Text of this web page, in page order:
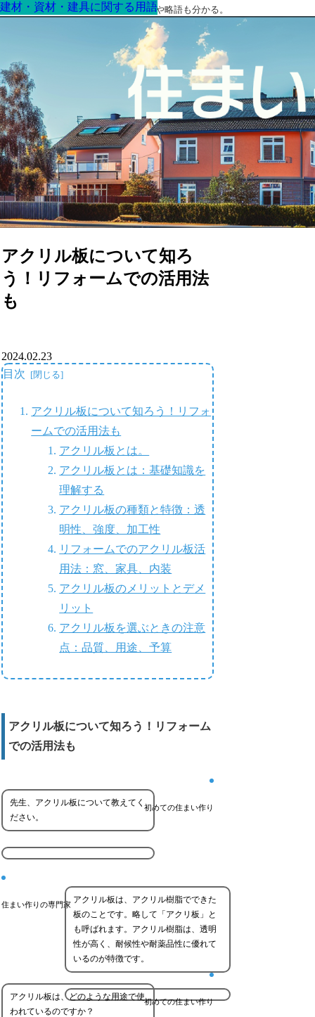
最高の家を作るための知識！専門用語や略語も分かる。
アクリル板について知ろ
う！リフォームでの活用法
も
建材・資材・建具に関する用語
2024.02.23
目次
アクリル板について知ろう！リフォ
ームでの活用法も
アクリル板とは。
アクリル板とは：基礎知識を
理解する
アクリル板の種類と特徴：透
明性、強度、加工性
リフォームでのアクリル板活
用法：窓、家具、内装
アクリル板のメリットとデメ
リット
アクリル板を選ぶときの注意
点：品質、用途、予算
アクリル板について知ろう！リフォーム
での活用法も
初めての住まい作り
先生、アクリル板について教えてく
ださい。
住まい作りの専門家 アクリル板は、アクリル樹脂でできた
板のことです。略して「アクリ板」と
も呼ばれます。アクリル樹脂は、透明
性が高く、耐候性や耐薬品性に優れて
いるのが特徴です。
初めての住まい作り
アクリル板は、どのような用途で使
われているのですか？
建材・資材・建具に関する用語
建材・資材・建具に関する用語
建材・資材・建具に関する用語
建材・資材・建具に関する用語
建材・資材・建具に関する用語
建材・資材・建具に関する用語